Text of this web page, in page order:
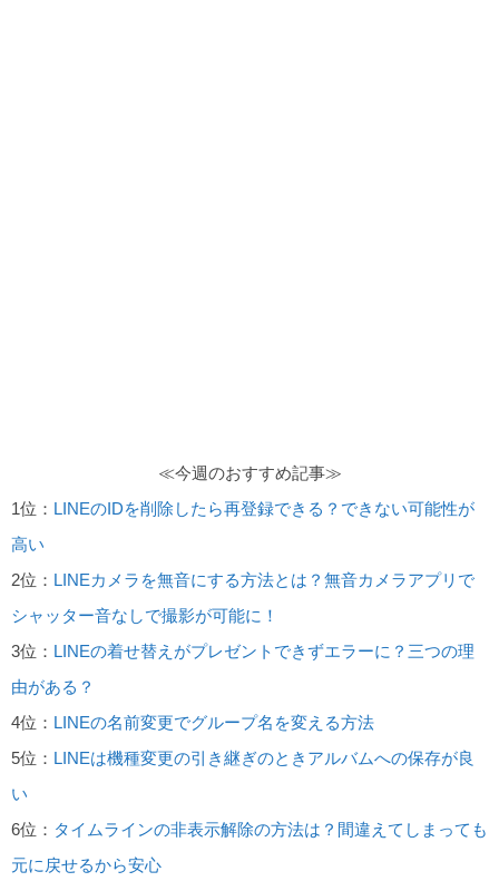
≪今週のおすすめ記事≫
1位： LINEのIDを削除したら再登録できる？できない可能性が
高い
2位： LINEカメラを無音にする方法とは？無音カメラアプリで
シャッター音なしで撮影が可能に！
3位： LINEの着せ替えがプレゼントできずエラーに？三つの理
由がある？
4位： LINEの名前変更でグループ名を変える方法
5位： LINEは機種変更の引き継ぎのときアルバムへの保存が良
い
6位： タイムラインの非表示解除の方法は？間違えてしまっても
元に戻せるから安心